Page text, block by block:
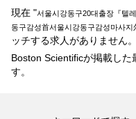
現在 "서울시강동구20대출장『텔
동구감성首서울시강동구감성마사
ッチする求人がありません。
Boston Scientificが掲載した
す。